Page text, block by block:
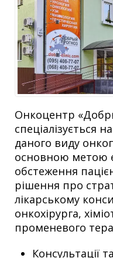
Онкоцентр
спеціалізується
даного виду
основною метою
обстеження
рішення про
лікарському
онкохірурга,
променевого
Консультації